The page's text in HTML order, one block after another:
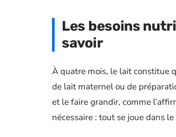
Les besoins
savoir
À quatre mois, le lait constitue
de lait maternel ou de
et le faire grandir, comme
nécessaire : tout se joue dans